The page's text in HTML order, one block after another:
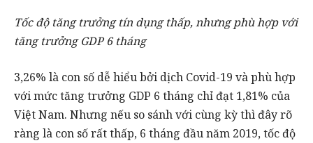
Tốc độ tăng trưởng tín dụng thấp, nhưng phù hợp với
tăng trưởng GDP 6 tháng
3,26% là con số dễ hiểu bởi dịch Covid-19 và phù hợp
với mức tăng trưởng GDP 6 tháng chỉ đạt 1,81% của
Việt Nam. Nhưng nếu so sánh với cùng kỳ thì đây rõ
ràng là con số rất thấp, 6 tháng đầu năm 2019, tốc độ